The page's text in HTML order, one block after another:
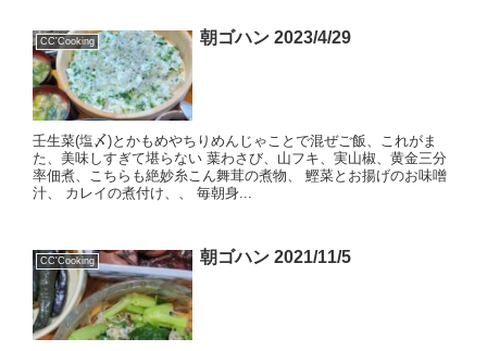
CC'Cooking 朝ゴハン 2023/4/29
壬生菜(塩〆)とかもめやちりめんじゃことで混ぜご飯、これがま
た、美味しすぎて堪らない 葉わさび、山フキ、実山椒、黄金三分
率佃煮、こちらも絶妙糸こん舞茸の煮物、 鰹菜とお揚げのお味噌
汁、 カレイの煮付け、、 毎朝身...
CC'Cooking 朝ゴハン 2021/11/5